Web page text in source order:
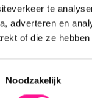
te
adverteren en
of die ze
Noodzakelijk
object